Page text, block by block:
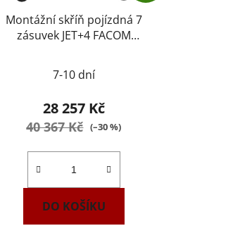
Montážní skříň pojízdná 7
zásuvek JET+4 FACOM
7-10 dní
28 257 Kč
40 367 Kč (–30 %)
DO KOŠÍKU